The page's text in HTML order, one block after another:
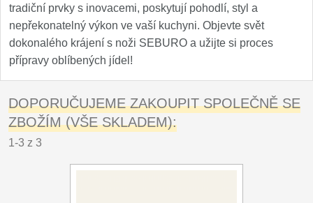
tradiční prvky s inovacemi, poskytují pohodlí, styl a
nepřekonatelný výkon ve vaší kuchyni. Objevte svět
dokonalého krájení s noži SEBURO a užijte si proces
přípravy oblíbených jídel!
DOPORUČUJEME ZAKOUPIT SPOLEČNĚ SE
ZBOŽÍM (VŠE SKLADEM):
1-3 z 3